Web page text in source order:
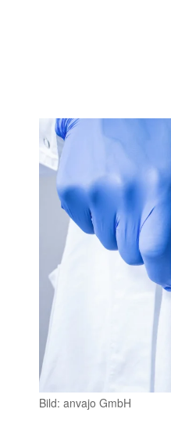
Bild: anvajo GmbH